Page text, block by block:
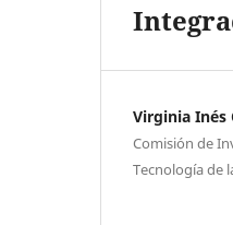
Virginia Inés
Comisión de
Tecnología de